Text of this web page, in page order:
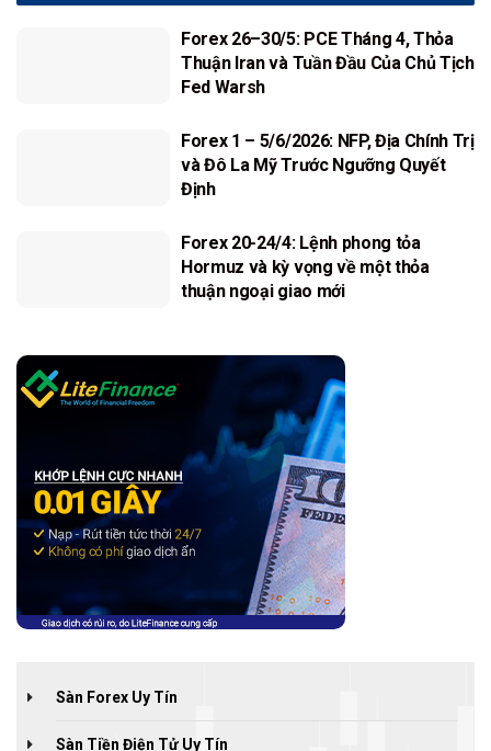
Forex 26–30/5: PCE Tháng 4, Thỏa
Thuận Iran và Tuần Đầu Của Chủ Tịch
Fed Warsh
Forex 1 – 5/6/2026: NFP, Địa Chính Trị
và Đô La Mỹ Trước Ngưỡng Quyết
Định
Forex 20-24/4: Lệnh phong tỏa
Hormuz và kỳ vọng về một thỏa
thuận ngoại giao mới
Sàn Forex Uy Tín
Sàn Tiền Điện Tử Uy Tín